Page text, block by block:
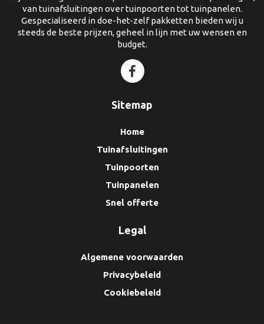
van tuinafsluitingen over tuinpoorten tot tuinpanelen.
Gespecialiseerd in doe-het-zelf pakketten bieden wij u
steeds de beste prijzen, geheel in lijn met uw wensen en
budget.
Sitemap
Home
Tuinafsluitingen
Tuinpoorten
Tuinpanelen
Snel offerte
Legal
Algemene voorwaarden
Privacybeleid
Cookiebeleid